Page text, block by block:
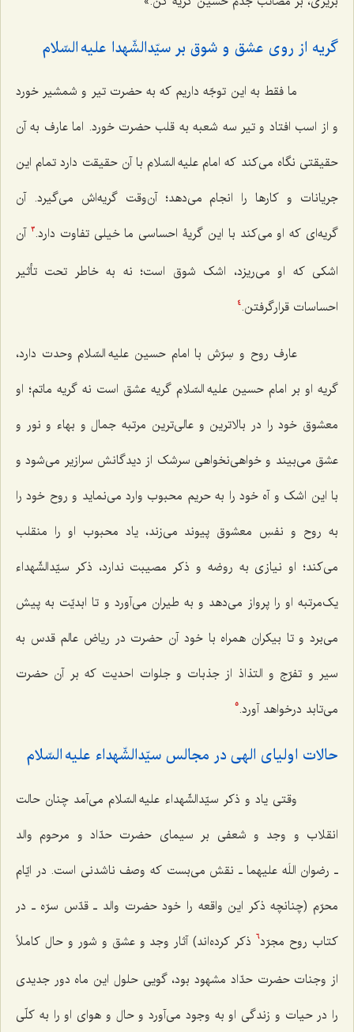
گریه از روی عشق و شوق بر سیّدالشّهدا علیه السّلام‌
ما فقط به این توجّه داریم که به حضرت تیر و شمشیر خورد
و از اسب افتاد و تیر سه شعبه به قلب حضرت خورد. اما عارف به آن
حقیقتی نگاه می‌کند که امام علیه السّلام با آن حقیقت دارد تمام این
جریانات و کارها را انجام می‌دهد؛ آن‌وقت گریه‌اش می‌گیرد. آن
گریه‌ای که او می‌کند با این گریۀ احساسی ما خیلی تفاوت دارد.3 آن
اشکی که او می‌ریزد، اشک شوق است؛ نه به خاطر تحت تأثیر
احساسات قرارگرفتن.4
عارف روح و سِرّش با امام حسین علیه السّلام وحدت دارد،
گریه او بر امام حسین علیه السّلام گریه عشق است نه گریه ماتم؛ او
معشوق خود را در بالاترین و عالی‌ترین مرتبه جمال و بهاء و نور و
عشق می‌بیند و خواهی‌نخواهی سرشک از دیدگانش سرازیر می‌شود و
با این اشک و آه خود را به حریم محبوب وارد می‌نماید و روح خود را
به روح و نفسِ معشوق پیوند می‌زند، یاد محبوب او را منقلب
می‌کند؛ او نیازی به روضه و ذکر مصیبت ندارد، ذکر سیّدالشّهداء
یک‌مرتبه او را پرواز می‌دهد و به طیران می‌آورد و تا ابدیّت به پیش
می‌برد و تا بیکران همراه با خود آن حضرت در ریاض عالم قدس به
سیر و تفرّج و التذاذ از جذبات و جلوات احدیت که بر آن حضرت
می‌تابد درخواهد آورد.5
حالات اولیای الهی در مجالس سیّدالشّهداء علیه السّلام
وقتی یاد و ذکر سیّدالشّهداء علیه السّلام می‌آمد چنان حالت
انقلاب و وجد و شعفی بر سیمای حضرت حدّاد و مرحوم والد
ـ رضوان اللَه علیهما ـ نقش می‌بست که وصف ناشدنی است. در ایّام
محرّم (چنانچه ذکر این واقعه را خود حضرت والد ـ قدّس سرّه ـ در
کتاب روح مجرّد6
ذکر کرده‌اند) آثار وجد و عشق و شور و حال کاملاً
از وجنات حضرت حدّاد مشهود بود، گویی حلول این ماه دور جدیدی
را در حیات و زندگی او به وجود می‌آورد و حال و هوای او را به کلّی